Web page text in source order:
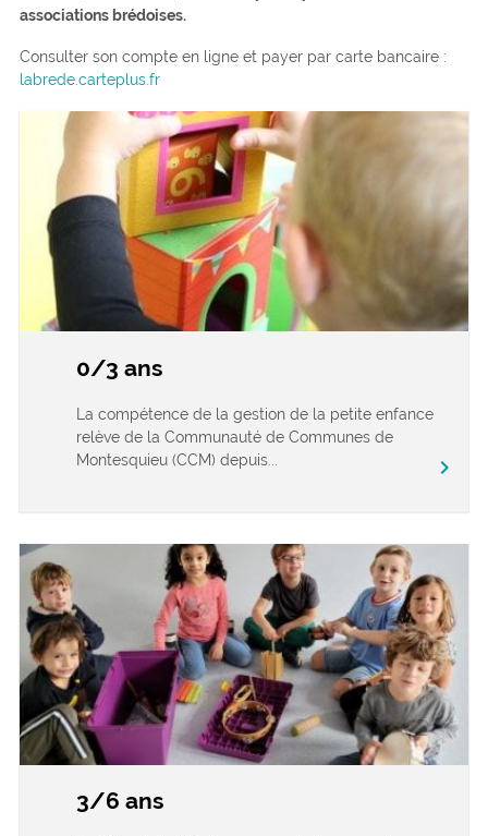
associations brédoises.
Consulter son compte en ligne et payer par carte bancaire :
labrede.carteplus.fr
0/3 ans
La compétence de la gestion de la petite enfance
relève de la Communauté de Communes de
Montesquieu (CCM) depuis...
chevron_right
3/6 ans